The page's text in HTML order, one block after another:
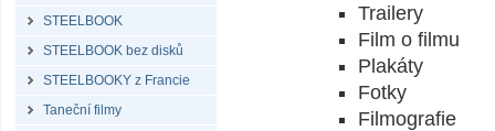
STEELBOOK
STEELBOOK bez disků
STEELBOOKY z Francie
Taneční filmy
Trailery
Film o filmu
Plakáty
Fotky
Filmografie